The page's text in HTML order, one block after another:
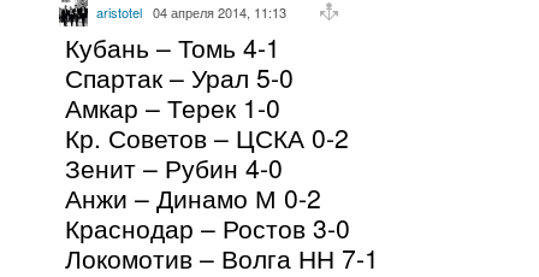
aristotel 04 апреля 2014, 11:13
Кубань – Томь 4-1
Спартак – Урал 5-0
Амкар – Терек 1-0
Кр. Советов – ЦСКА 0-2
Зенит – Рубин 4-0
Анжи – Динамо М 0-2
Краснодар – Ростов 3-0
Локомотив – Волга НН 7-1